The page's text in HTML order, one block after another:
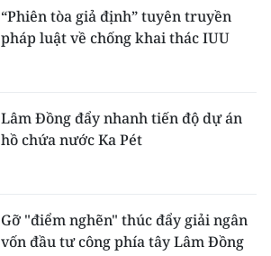
“Phiên tòa giả định” tuyên truyền
pháp luật về chống khai thác IUU
Lâm Đồng đẩy nhanh tiến độ dự án
hồ chứa nước Ka Pét
Gỡ "điểm nghẽn" thúc đẩy giải ngân
vốn đầu tư công phía tây Lâm Đồng